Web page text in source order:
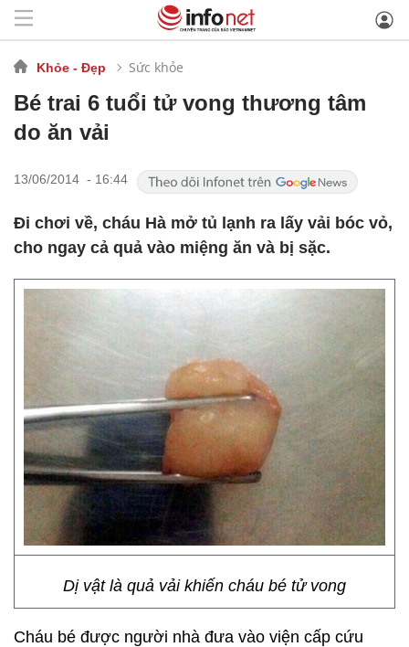
Khỏe - Đẹp Sức khỏe
Bé trai 6 tuổi tử vong thương tâm
do ăn vải
13/06/2014 - 16:44
Đi chơi về, cháu Hà mở tủ lạnh ra lấy vải bóc vỏ,
cho ngay cả quả vào miệng ăn và bị sặc.
Dị vật là quả vải khiến cháu bé tử vong
Cháu bé được người nhà đưa vào viện cấp cứu